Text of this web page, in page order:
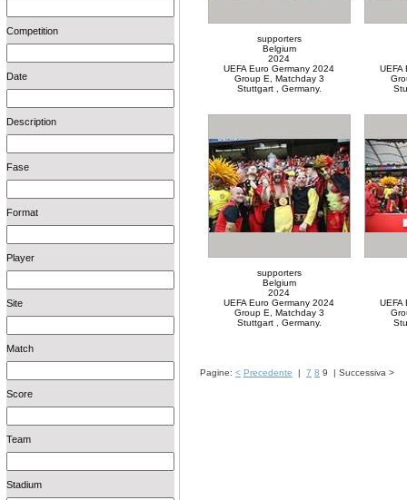
Competition
Date
Description
Fase
Format
Player
Site
Match
Score
Team
Stadium
supporters
Belgium
2024
UEFA Euro Germany 2024
Group E, Matchday 3
Stuttgart , Germany.
UEFA
supporters
Belgium
2024
UEFA Euro Germany 2024
Group E, Matchday 3
Stuttgart , Germany.
UEFA
Pagine: < Precedente | 7 8 9 | Successiva >